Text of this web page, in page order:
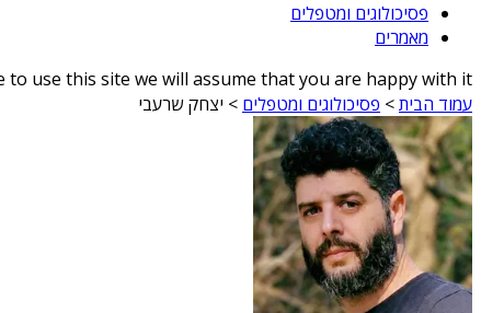
פסיכולוגים ומטפלים
מאמרים
use this site we will assume that you are happy with it
עמוד הבית> פסיכולוגים ומטפלים > יצחק שרעבי